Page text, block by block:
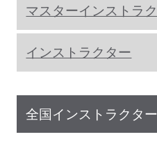
マスターインストラ
インストラクター
全国インストラクター